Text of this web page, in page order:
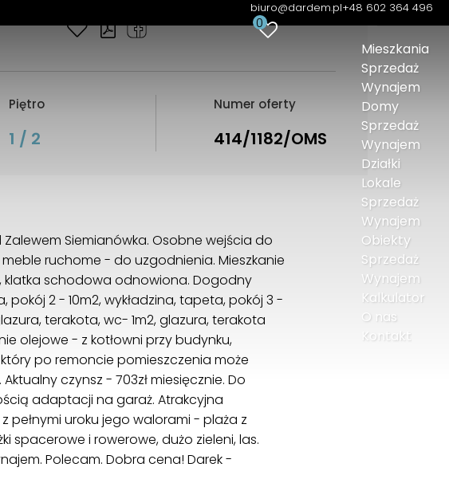
biuro@dardem.pl+48 602 364 496
0
Mieszkania
Sprzedaż
Wynajem
Domy
Sprzedaż
Wynajem
Działki
Lokale
Sprzedaż
Wynajem
Obiekty
Sprzedaż
Wynajem
Kalkulator
O nas
Kontakt
Piętro
1 / 2
Numer oferty
414/1182/OMS
Zalewem Siemianówka. Osobne wejścia do
ruchome - do uzgodnienia. Mieszkanie
klatka schodowa odnowiona. Dogodny
pokój 2 - 10m2, wykładzina, tapeta, pokój 3 -
terakota, wc- 1m2, glazura, terakota
olejowe - z kotłowni przy budynku,
po remoncie pomieszczenia może
czynsz - 703zł miesięcznie. Do
adaptacji na garaż. Atrakcyjna
pełnymi uroku jego walorami - plaża z
spacerowe i rowerowe, dużo zieleni, las.
Polecam. Dobra cena! Darek -